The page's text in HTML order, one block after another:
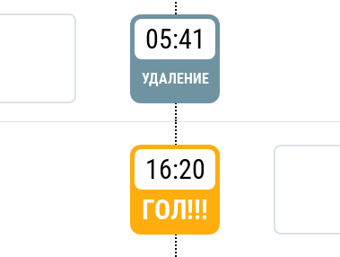
05:41
УДАЛЕНИЕ
16:20
ГОЛ!!!